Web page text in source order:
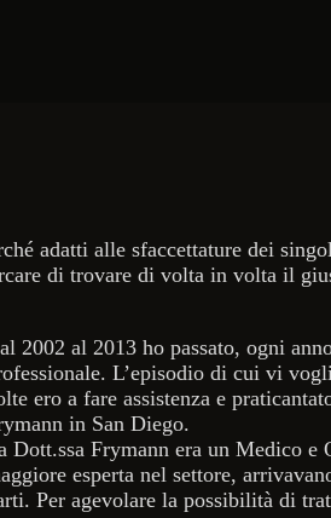
adatti alle sfaccettature dei
di trovare di volta in volta il
2002 al 2013 ho passato, ogni
L’episodio di cui vi
ero a fare assistenza e
in San Diego.
Dott.ssa Frymann era un Medico e
esperta nel settore,
Per agevolare la possibilità di